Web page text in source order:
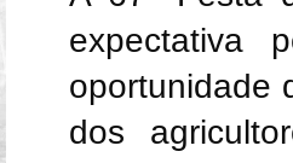
expectativa
oportunidade
dos